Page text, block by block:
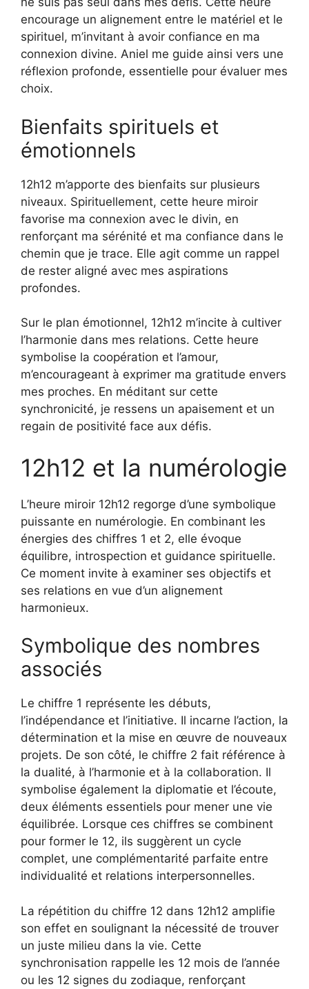
encourage un alignement entre le matériel et le
spirituel, m’invitant à avoir confiance en ma
connexion divine. Aniel me guide ainsi vers une
réflexion profonde, essentielle pour évaluer mes
choix.
Bienfaits spirituels et
émotionnels
12h12 m’apporte des bienfaits sur plusieurs
niveaux. Spirituellement, cette heure miroir
favorise ma connexion avec le divin, en
renforçant ma sérénité et ma confiance dans le
chemin que je trace. Elle agit comme un rappel
de rester aligné avec mes aspirations
profondes.
Sur le plan émotionnel, 12h12 m’incite à cultiver
l’harmonie dans mes relations. Cette heure
symbolise la coopération et l’amour,
m’encourageant à exprimer ma gratitude envers
mes proches. En méditant sur cette
synchronicité, je ressens un apaisement et un
regain de positivité face aux défis.
12h12 et la numérologie
L’heure miroir 12h12 regorge d’une symbolique
puissante en numérologie. En combinant les
énergies des chiffres 1 et 2, elle évoque
équilibre, introspection et guidance spirituelle.
Ce moment invite à examiner ses objectifs et
ses relations en vue d’un alignement
harmonieux.
Symbolique des nombres
associés
Le chiffre 1 représente les débuts,
l’indépendance et l’initiative. Il incarne l’action, la
détermination et la mise en œuvre de nouveaux
projets. De son côté, le chiffre 2 fait référence à
la dualité, à l’harmonie et à la collaboration. Il
symbolise également la diplomatie et l’écoute,
deux éléments essentiels pour mener une vie
équilibrée. Lorsque ces chiffres se combinent
pour former le 12, ils suggèrent un cycle
complet, une complémentarité parfaite entre
individualité et relations interpersonnelles.
La répétition du chiffre 12 dans 12h12 amplifie
son effet en soulignant la nécessité de trouver
un juste milieu dans la vie. Cette
synchronisation rappelle les 12 mois de l’année
ou les 12 signes du zodiaque, renforçant